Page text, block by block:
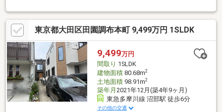
SIC・全居室収納付きの収納豊富な間取り。■約1.34帖の書斎スペ
ース付きで在宅ワークにも対応。■食洗機・1616サイズバスなど
充実の設備仕様。■南西向きバルコニーで陽当たり良好。■カース
ペース1台分付き。■第一種低層住居専用地域の落ち着いた住環
境。■小・中学校まで徒歩4分、スーパー徒歩6分の生活利便性。■
お子様の通学も安心です！詳細・見学等お気軽にお問い合わせく
ださい！
東京都大田区田園調布本町 9,499万円 1SLDK
9,499万円
間取り 1SLDK
建物面積80.68m2
土地面積98.91m2
築年月 2021年12月(築4年9ヶ月)
東急多摩川線 沼部駅 徒歩6分
その他の交通